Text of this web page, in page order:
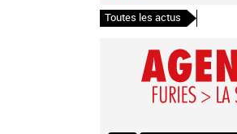
Toutes les actus